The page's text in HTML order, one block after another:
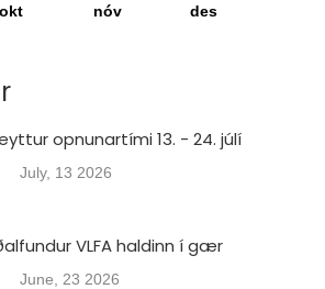
okt nóv des
opnunartími 13. - 24. júlí
July, 13 2026
VLFA haldinn í gær
June, 23 2026